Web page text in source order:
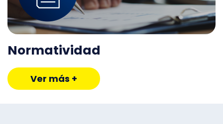
Normatividad
Ver más +